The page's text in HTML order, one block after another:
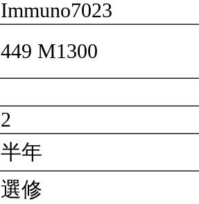
Immuno7023
449 M1300
2
半年
選修